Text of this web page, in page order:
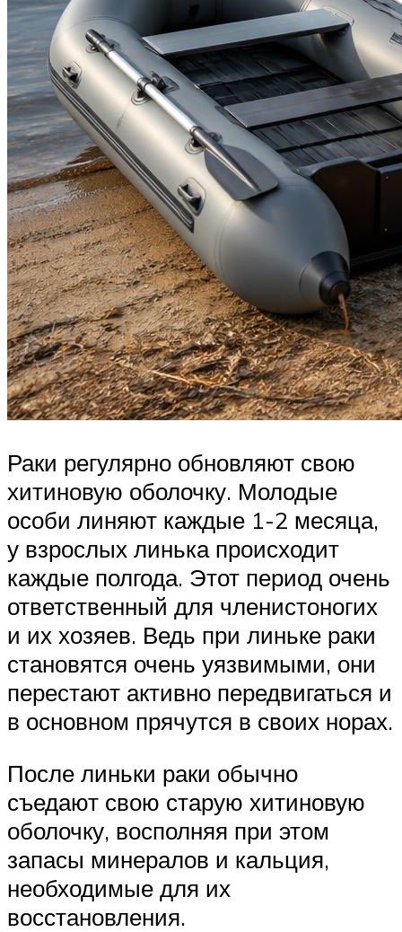
Раки регулярно обновляют свою
хитиновую оболочку. Молодые
особи линяют каждые 1-2 месяца,
у взрослых линька происходит
каждые полгода. Этот период очень
ответственный для членистоногих
и их хозяев. Ведь при линьке раки
становятся очень уязвимыми, они
перестают активно передвигаться и
в основном прячутся в своих норах.
После линьки раки обычно
съедают свою старую хитиновую
оболочку, восполняя при этом
запасы минералов и кальция,
необходимые для их
восстановления.